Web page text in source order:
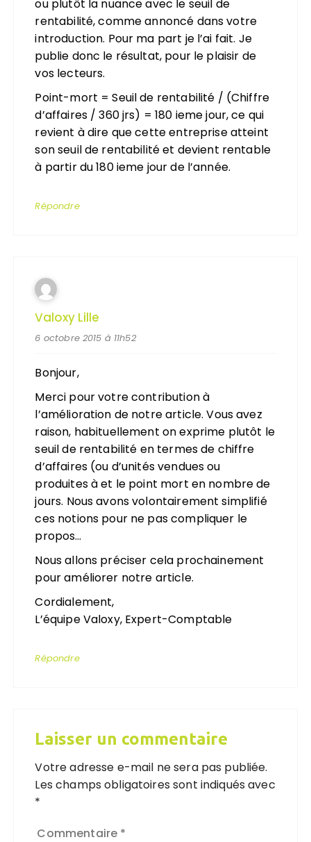
ou plutôt la nuance avec le seuil de
rentabilité, comme annoncé dans votre
introduction. Pour ma part je l’ai fait. Je
publie donc le résultat, pour le plaisir de
vos lecteurs.
Point-mort = Seuil de rentabilité / (Chiffre
d’affaires / 360 jrs) = 180 ieme jour, ce qui
revient à dire que cette entreprise atteint
son seuil de rentabilité et devient rentable
à partir du 180 ieme jour de l’année.
Répondre
Valoxy Lille
6 octobre 2015 à 11h52
Bonjour,
Merci pour votre contribution à
l’amélioration de notre article. Vous avez
raison, habituellement on exprime plutôt le
seuil de rentabilité en termes de chiffre
d’affaires (ou d’unités vendues ou
produites à et le point mort en nombre de
jours. Nous avons volontairement simplifié
ces notions pour ne pas compliquer le
propos…
Nous allons préciser cela prochainement
pour améliorer notre article.
Cordialement,
L’équipe Valoxy, Expert-Comptable
Répondre
Laisser un commentaire
Votre adresse e-mail ne sera pas publiée.
Les champs obligatoires sont indiqués avec
*
Commentaire *